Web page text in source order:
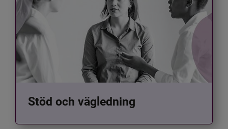
Stöd och vägledning